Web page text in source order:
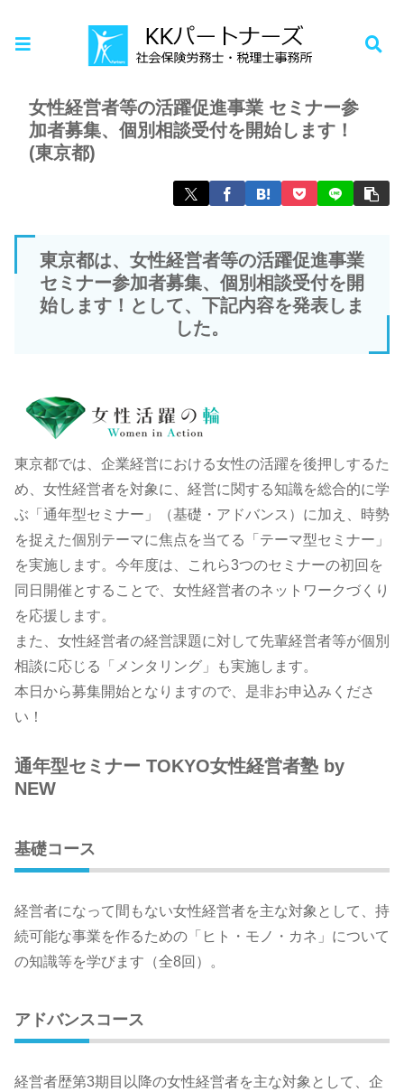
お知らせ
女性経営者等の活躍促進事業 セミナー参
加者募集、個別相談受付を開始します！
(東京都)
東京都は、女性経営者等の活躍促進事業
セミナー参加者募集、個別相談受付を開
始します！として、下記内容を発表しま
した。
東京都では、企業経営における女性の活躍を後押しするた
め、女性経営者を対象に、経営に関する知識を総合的に学
ぶ「通年型セミナー」（基礎・アドバンス）に加え、時勢
を捉えた個別テーマに焦点を当てる「テーマ型セミナー」
を実施します。今年度は、これら3つのセミナーの初回を
同日開催とすることで、女性経営者のネットワークづくり
を応援します。
また、女性経営者の経営課題に対して先輩経営者等が個別
相談に応じる「メンタリング」も実施します。
本日から募集開始となりますので、是非お申込みくださ
い！
通年型セミナー TOKYO女性経営者塾 by
NEW
基礎コース
経営者になって間もない女性経営者を主な対象として、持
続可能な事業を作るための「ヒト・モノ・カネ」について
の知識等を学びます（全8回）。
アドバンスコース
経営者歴第3期目以降の女性経営者を主な対象として、企